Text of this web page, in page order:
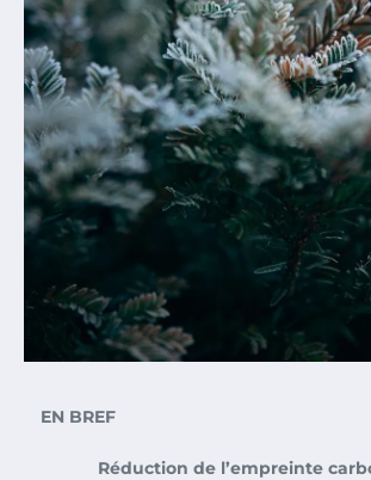
EN BREF
Réduction de l’empreinte